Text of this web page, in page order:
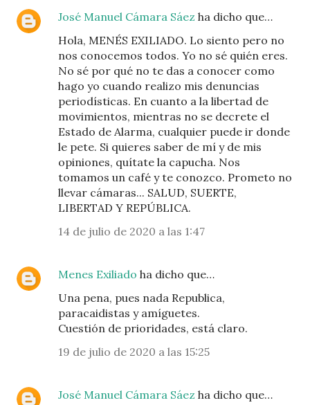
José Manuel Cámara Sáez ha dicho que…
Hola, MENÉS EXILIADO. Lo siento pero no
nos conocemos todos. Yo no sé quién eres.
No sé por qué no te das a conocer como
hago yo cuando realizo mis denuncias
periodísticas. En cuanto a la libertad de
movimientos, mientras no se decrete el
Estado de Alarma, cualquier puede ir donde
le pete. Si quieres saber de mí y de mis
opiniones, quítate la capucha. Nos
tomamos un café y te conozco. Prometo no
llevar cámaras... SALUD, SUERTE,
LIBERTAD Y REPÚBLICA.
14 de julio de 2020 a las 1:47
Menes Exiliado ha dicho que…
Una pena, pues nada Republica,
paracaidistas y amíguetes.
Cuestión de prioridades, está claro.
19 de julio de 2020 a las 15:25
José Manuel Cámara Sáez ha dicho que…